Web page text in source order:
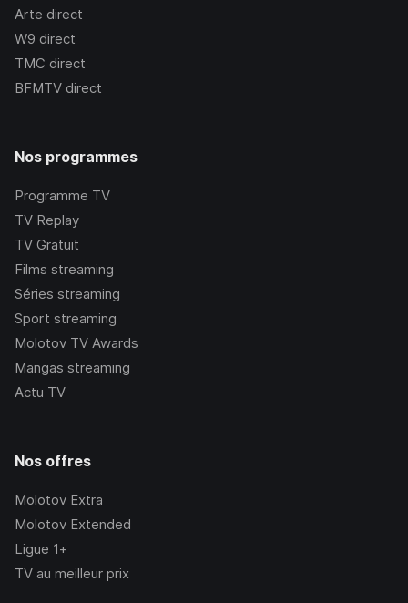
Arte direct
W9 direct
TMC direct
BFMTV direct
Nos programmes
Programme TV
TV Replay
TV Gratuit
Films streaming
Séries streaming
Sport streaming
Molotov TV Awards
Mangas streaming
Actu TV
Nos offres
Molotov Extra
Molotov Extended
Ligue 1+
TV au meilleur prix